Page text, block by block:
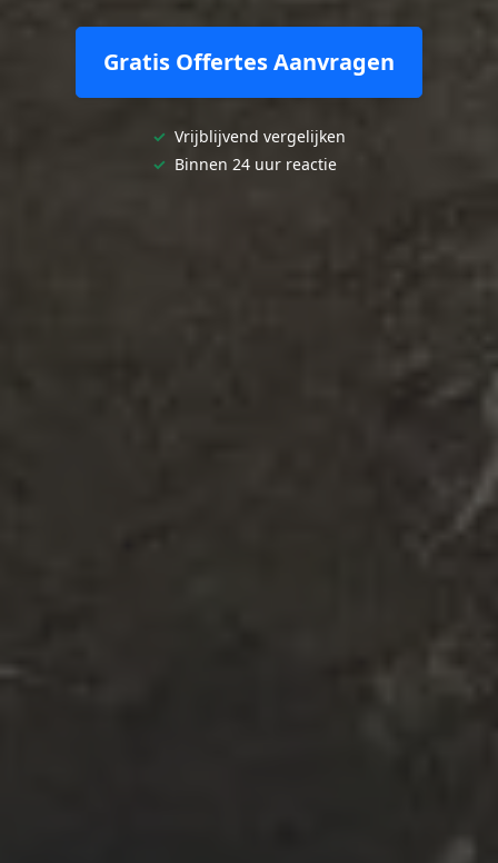
Gratis Offertes Aanvragen
✓ Vrijblijvend vergelijken
✓ Binnen 24 uur reactie